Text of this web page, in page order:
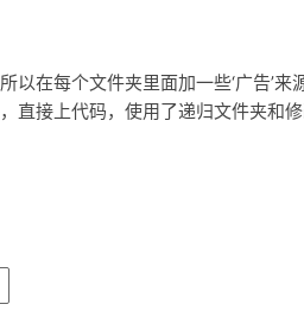
在每个文件夹里面加一些‘广告’来
直接上代码，使用了递归文件夹和